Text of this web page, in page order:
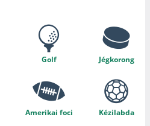
Golf Jégkorong
Amerikai foci Kézilabda